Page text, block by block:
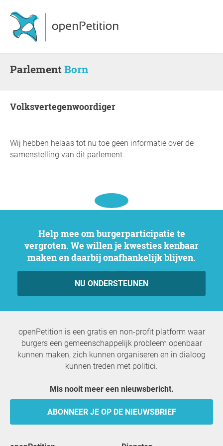
ParlementBorn
Volksvertegenwoordiger
Wij hebben helaas tot nu toe geen informatie over de
samenstelling van dit parlement.
Help mee om burgerparticipatie te
vergroten. We willen je kwesties kenbaar
maken en daarbij onafhankelijk blijven.
NU ONDERSTEUNEN
openPetition is een gratis en non-profit platform waar
burgers een gemeenschappelijk probleem openbaar
kunnen maken, zich kunnen organiseren en in dialoog
kunnen treden met politici.
Mis nooit meer een nieuwsbericht.
ABONNEER JE OP DE NIEUWSBRIEF